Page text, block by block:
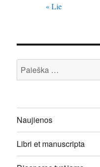
« Lie
Ieškoti:
Naujienos
Libri et manuscripta